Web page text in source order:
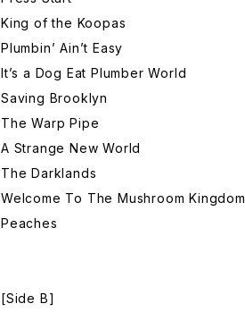
King of the Koopas
Plumbin’ Ain’t Easy
It’s a Dog Eat Plumber World
Saving Brooklyn
The Warp Pipe
A Strange New World
The Darklands
Welcome To The Mushroom Kingdom
Peaches
[Side B]